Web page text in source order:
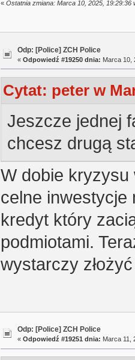
« Ostatnia zmiana: Marca 10, 2025, 19:29:36
Odp: [Police] ZCH Police
« Odpowiedź #19250 dnia: Marca 10,
Cytat: peter w
Jeszcze jednej
chcesz drugą
W dobie kryzysu
celne inwestycje
kredyt który
podmiotami.
wystarczy
Odp: [Police] ZCH Police
« Odpowiedź #19251 dnia: Marca 11,